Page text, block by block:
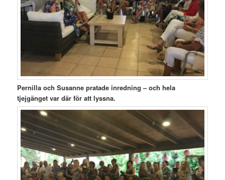
Pernilla och Susanne pratade inredning – och hela
tjejgänget var där för att lyssna.